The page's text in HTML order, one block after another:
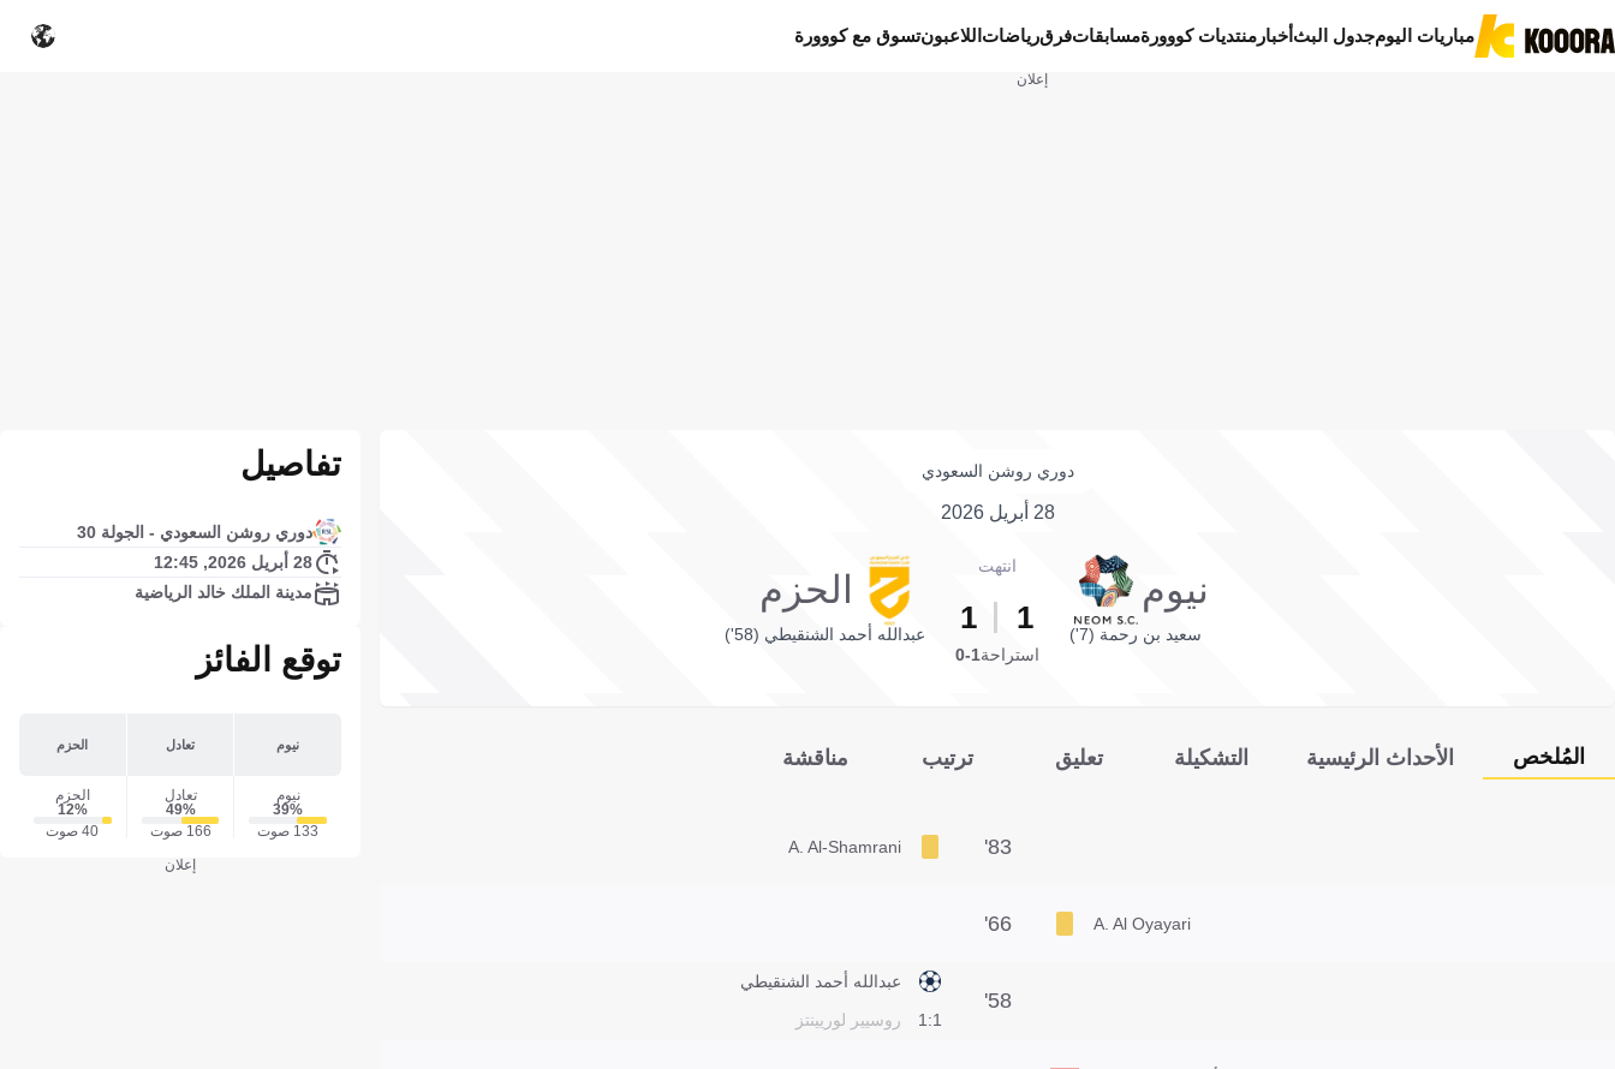
مباريات اليومجدول البثأخبار منتديات كووورةمسابقاتفرقرياضات اللاعبونتسوق مع كووورة
إعلان
دوري روشن السعودي
28 أبريل 2026
نيوم
سعيد بن رحمة (7')
انتهت
1
1
الحزم
عبدالله أحمد الشنقيطي (58')
استراحة1-0
المُلخص الأحداث الرئيسية التشكيلة تعليق ترتيب مناقشة
A. Al-Shamrani 83'
A. Al Oyayari
66'
1:1
عبدالله أحمد الشنقيطي
روسيير لوريينتز
58'
تفاصيل
دوري روشن السعودي - الجولة 30
28 أبريل 2026, 12:45
مدينة الملك خالد الرياضية
توقع الفائز
نيوم تعادل الحزم
نيوم
39‎%‎
133 صوت
تعادل
49‎%‎
166 صوت
الحزم
12‎%‎
40 صوت
إعلان